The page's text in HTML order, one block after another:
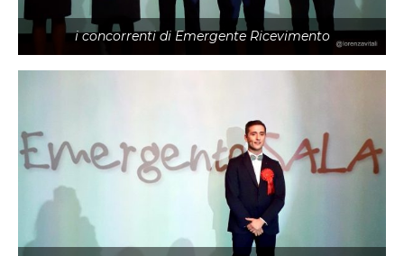
i concorrenti di Emergente Ricevimento